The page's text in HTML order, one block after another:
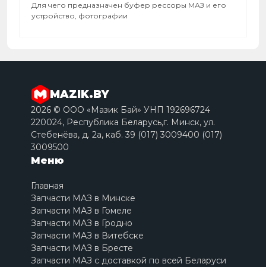
Для чего предназначен буфер рессоры МАЗ и его
устройство, фотографии
MAZIK.BY
2026 © ООО «Мазик Бай» УНП 192696724
220024, Республика Беларусь,г. Минск, ул.
Стебенёва, д. 2a, каб. 39 (017) 3009400 (017)
3009500
Меню
Главная
Запчасти МАЗ в Минске
Запчасти МАЗ в Гомеле
Запчасти МАЗ в Гродно
Запчасти МАЗ в Витебске
Запчасти МАЗ в Бресте
Запчасти МАЗ с доставкой по всей Беларуси